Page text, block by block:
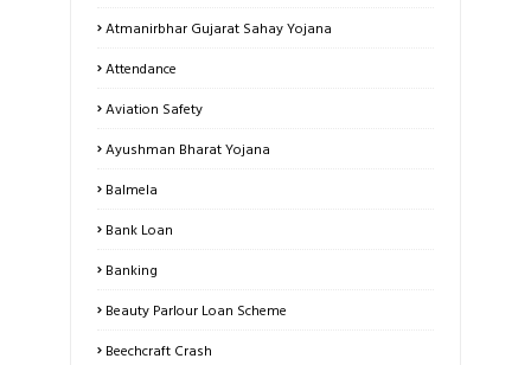
Atmanirbhar Gujarat Sahay Yojana
Attendance
Aviation Safety
Ayushman Bharat Yojana
Balmela
Bank Loan
Banking
Beauty Parlour Loan Scheme
Beechcraft Crash